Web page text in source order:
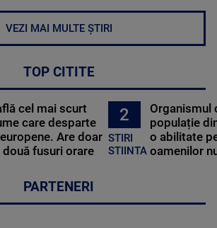
VEZI MAI MULTE ȘTIRI
TOP CITITE
cel mai scurt
care desparte
Are doar
fusuri orare
2
STIRI
STIINTA
Organismul
populație
o abilitate
oamenilor
PARTENERI